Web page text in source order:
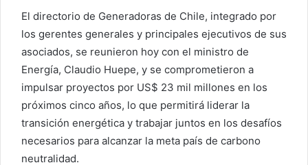
El directorio de Generadoras de Chile, integrado por
los gerentes generales y principales ejecutivos de sus
asociados, se reunieron hoy con el ministro de
Energía, Claudio Huepe, y se comprometieron a
impulsar proyectos por US$ 23 mil millones en los
próximos cinco años, lo que permitirá liderar la
transición energética y trabajar juntos en los desafíos
necesarios para alcanzar la meta país de carbono
neutralidad.